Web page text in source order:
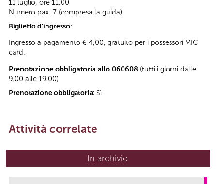
11 luglio, ore 11.00
Numero pax: 7 (compresa la guida)
Biglietto d'ingresso:
Ingresso a pagamento € 4,00, gratuito per i possessori MIC
card.
Prenotazione obbligatoria allo 060608 (tutti i giorni dalle
9.00 alle 19.00)
Prenotazione obbligatoria: Sì
Attività correlate
In archivio